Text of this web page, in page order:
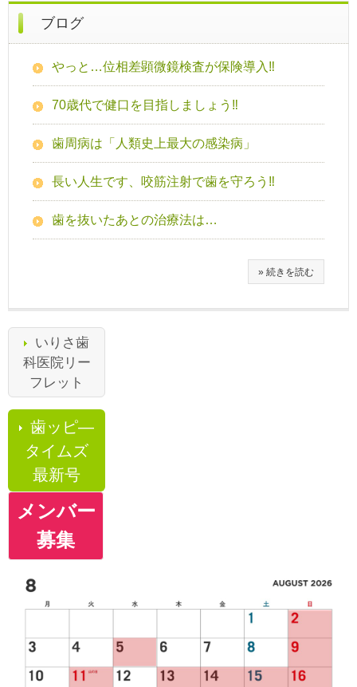
ブログ
やっと…位相差顕微鏡検査が保険導入‼
70歳代で健口を目指しましょう‼
歯周病は「人類史上最大の感染病」
長い人生です、咬筋注射で歯を守ろう‼
歯を抜いたあとの治療法は…
» 続きを読む
いりさ歯
科医院リー
フレット
歯ッピ―
タイムズ
最新号
メンバー
募集